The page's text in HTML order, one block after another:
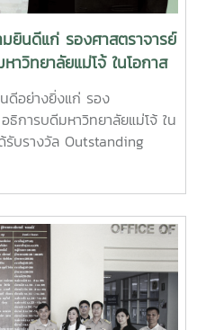
ยินดีแก่ รองศาสตราจารย์
าวิทยาลัยแม่โจ้ ในโอกาส
Scholarship
ดีอย่างยิ่งแก่ รอง
ธิการบดีมหาวิทยาลัยแม่โจ้ ใน
รับรางวัล Outstanding
ว่าด้วยบัณฑิตศึกษาและการ
in Agriculture
ยศระดับภูมิภาคที่มอบแก่ศิษย์
ดดเด่นทางวิชาชีพ มีภาวะผู้นำ
นาการเกษตร ชนบท ชุมชน
SEARCA